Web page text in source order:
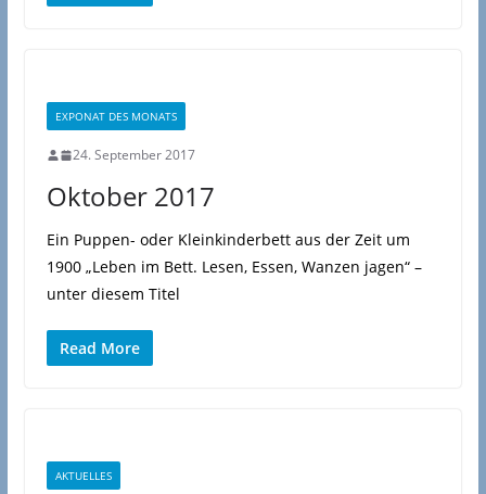
EXPONAT DES MONATS
24. September 2017
Oktober 2017
Ein Puppen- oder Kleinkinderbett aus der Zeit um
1900 „Leben im Bett. Lesen, Essen, Wanzen jagen“ –
unter diesem Titel
Read More
AKTUELLES